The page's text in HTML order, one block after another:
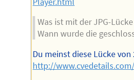
Was ist mit der JPG-
Wann wurde die
Du meinst diese Lücke von
http://www.cvedetails.com/